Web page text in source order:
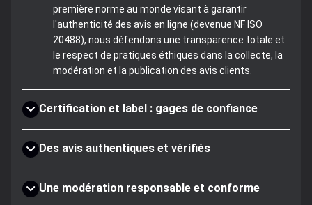
première norme au monde visant à garantir
l'authenticité des avis en ligne (devenue NF ISO
20488), nous défendons une transparence totale et
le respect de pratiques éthiques dans la collecte, la
modération et la publication des avis clients.
Certification et label : gages de confiance
Des avis authentiques et vérifiés
Une modération responsable et conforme